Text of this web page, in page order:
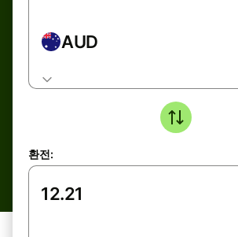
AUD
환전: